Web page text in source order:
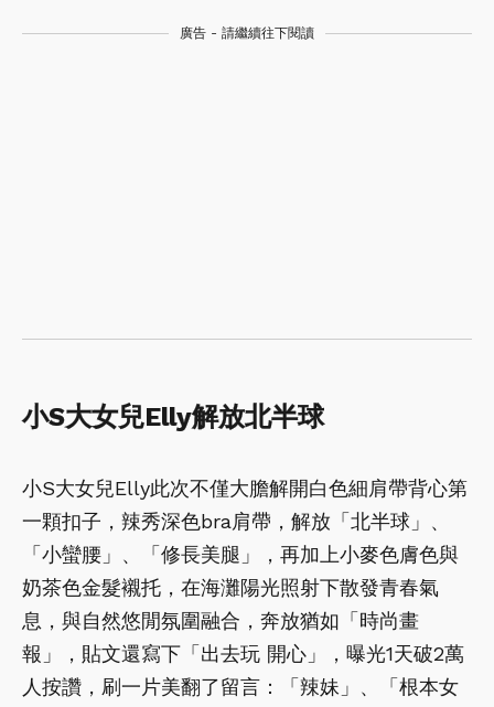
廣告 - 請繼續往下閱讀
小S大女兒Elly解放北半球
小S大女兒Elly此次不僅大膽解開白色細肩帶背心第
一顆扣子，辣秀深色bra肩帶，解放「北半球」、
「小蠻腰」、「修長美腿」，再加上小麥色膚色與
奶茶色金髮襯托，在海灘陽光照射下散發青春氣
息，與自然悠閒氛圍融合，奔放猶如「時尚畫
報」，貼文還寫下「出去玩 開心」，曝光1天破2萬
人按讚，刷一片美翻了留言：「辣妹」、「根本女